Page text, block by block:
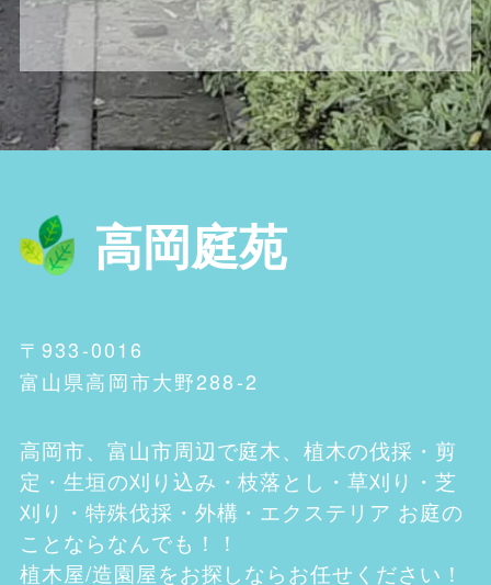
高岡庭苑
〒933-0016
富山県高岡市大野288-2
高岡市、富山市周辺で庭木、植木の伐採・剪
定・生垣の刈り込み・枝落とし・草刈り・芝
刈り・特殊伐採・外構・エクステリア お庭の
ことならなんでも！！
植木屋/造園屋をお探しならお任せください！